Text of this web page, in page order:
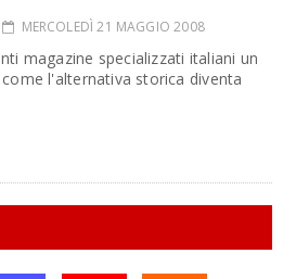
MERCOLEDÌ 21 MAGGIO 2008
magazine specializzati italiani un
l'alternativa storica diventa